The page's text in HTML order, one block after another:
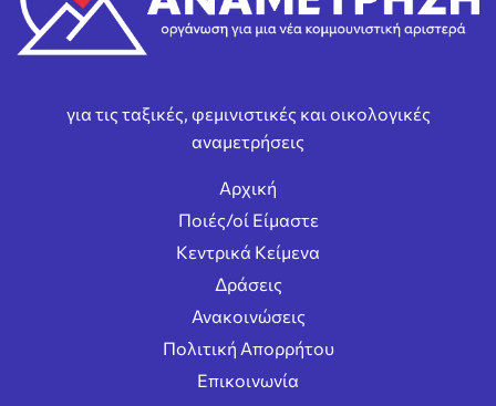
για τις ταξικές, φεμινιστικές και οικολογικές
αναμετρήσεις
Αρχική
Ποιές/οί Είμαστε
Κεντρικά Κείμενα
Δράσεις
Ανακοινώσεις
Πολιτική Απορρήτου
Επικοινωνία